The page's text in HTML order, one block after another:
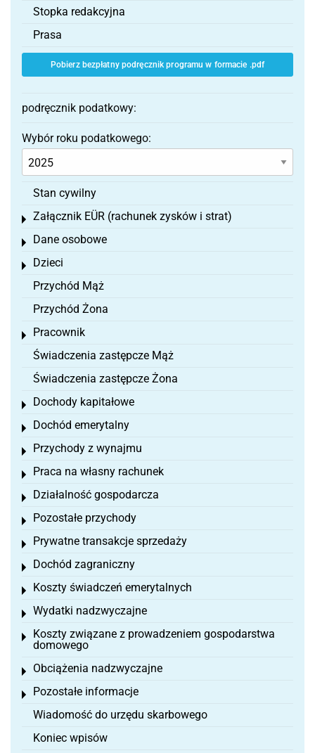
Stopka redakcyjna
Prasa
Pobierz bezpłatny podręcznik programu w formacie .pdf
podręcznik podatkowy:
Wybór roku podatkowego:
Stan cywilny
Załącznik EÜR (rachunek zysków i strat)
Toggle menu
Dane osobowe
Toggle menu
Dzieci
Toggle menu
Przychód Mąż
Przychód Żona
Pracownik
Toggle menu
Świadczenia zastępcze Mąż
Świadczenia zastępcze Żona
Dochody kapitałowe
Toggle menu
Dochód emerytalny
Toggle menu
Przychody z wynajmu
Toggle menu
Praca na własny rachunek
Toggle menu
Działalność gospodarcza
Toggle menu
Pozostałe przychody
Toggle menu
Prywatne transakcje sprzedaży
Toggle menu
Dochód zagraniczny
Toggle menu
Koszty świadczeń emerytalnych
Toggle menu
Wydatki nadzwyczajne
Toggle menu
Koszty związane z prowadzeniem gospodarstwa
domowego
Toggle menu
Obciążenia nadzwyczajne
Toggle menu
Pozostałe informacje
Toggle menu
Wiadomość do urzędu skarbowego
Koniec wpisów